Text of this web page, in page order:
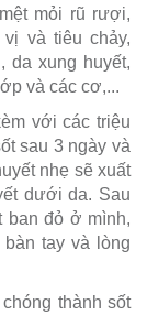
mỏi rũ rượi,
và tiêu chảy,
da xung huyết,
và các cơ,...
với các triệu
sau 3 ngày và
nhẹ sẽ xuất
dưới da. Sau
ban đỏ ở mình,
tay và lòng
thành sốt